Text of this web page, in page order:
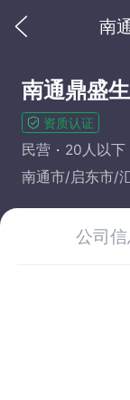
南
南通鼎盛
资质认证
民营 20人以下
南通市/启东市/
公司